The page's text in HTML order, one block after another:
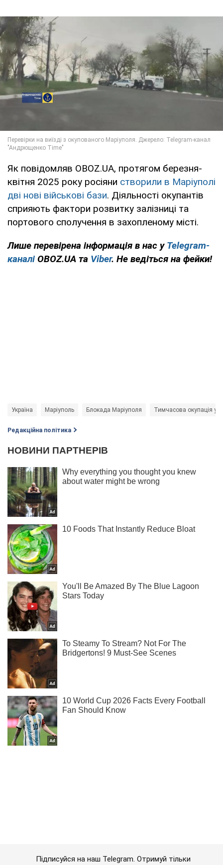
Як повідомляв OBOZ.UA, протягом березня-
квітня 2025 року росіяни створили в Маріуполі
дві нові військові бази. Діяльності окупантів
сприяють фактори розвитку залізниці та
портового сполучення в захопленому місті.
Лише перевірена інформація в нас у Telegram-
каналі OBOZ.UA та Viber. Не ведіться на фейки!
Україна Маріуполь Блокада Маріуполя Тимчасова окупація
Редакційна політика
Важливе